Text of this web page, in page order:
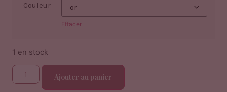
Couleur
Effacer
1 en stock
Ajouter au panier